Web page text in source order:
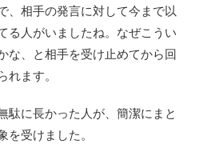
、相手の発言に対して今まで以
る人がいましたね。なぜこうい
な、と相手を受け止めてから回
れます。
駄に長かった人が、簡潔にまと
を受けました。